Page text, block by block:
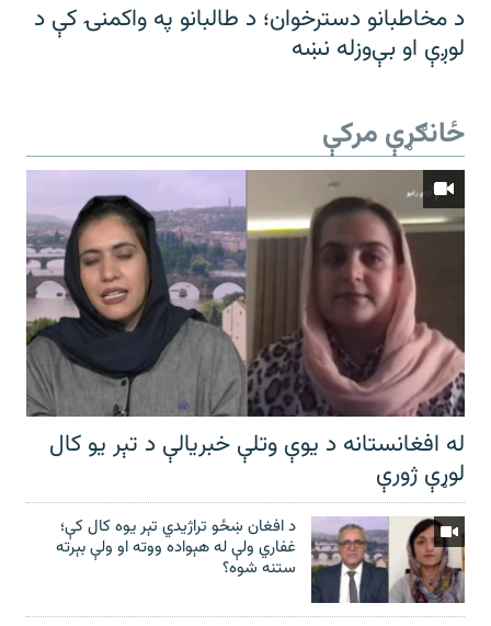
د مخاطبانو دسترخوان؛ د طالبانو په واکمنۍ کې د
لوږې او بې‌وزله نښه
ځانګړې مرکې
له افغانستانه د یوې وتلې خبریالې د تېر يو کال
لوړې ژورې
د افغان ښځو تراژیدي تېر یوه کال کې؛
غفاري ولې له هېواده ووته او ولې بېرته
ستنه شوه؟